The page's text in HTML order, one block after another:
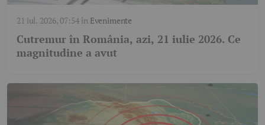
21 iul. 2026, 07:54în Evenimente
Cutremur în România, azi, 21 iulie 2026. Ce
magnitudine a avut